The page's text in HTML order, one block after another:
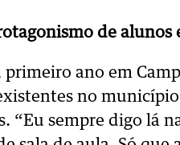
de alunos
primeiro ano em
no
“Eu sempre digo lá